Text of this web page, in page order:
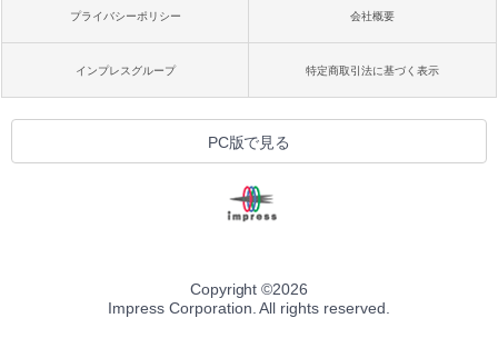
プライバシーポリシー 会社概要
インプレスグループ 特定商取引法に基づく表示
PC版で見る
Copyright ©2026
Impress Corporation. All rights reserved.